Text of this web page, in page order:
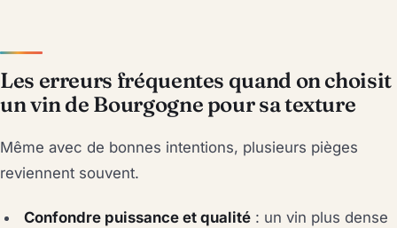
Les erreurs fréquentes quand on choisit
un vin de Bourgogne pour sa texture
Même avec de bonnes intentions, plusieurs pièges
reviennent souvent.
Confondre puissance et qualité : un vin plus dense